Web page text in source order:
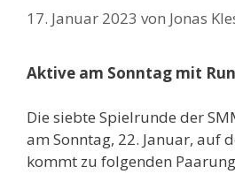
17. Januar 2023 von Jonas
Aktive am Sonntag mit
Die siebte Spielrunde der
am Sonntag, 22. Januar, auf
kommt zu folgenden